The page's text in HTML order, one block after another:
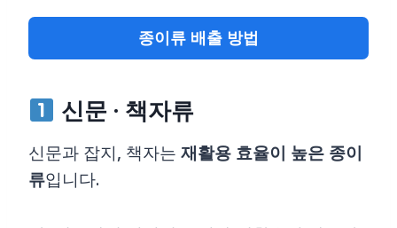
종이류 배출 방법
신문 · 책자류
신문과 잡지, 책자는재활용 효율이 높은 종이
류입니다.